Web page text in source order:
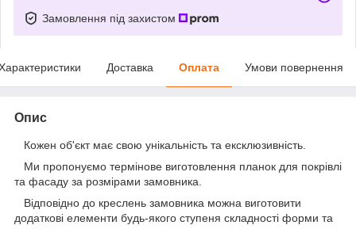
Замовлення під захистом
Доставка Оплата Умови повернення
Опис
Кожен об'єкт має свою унікальність та ексклюзивність.
Ми пропонуємо термінове виготовлення планок для покрівлі
та фасаду за розмірами замовника.
Відповідно до креслень замовника можна виготовити
додаткові елементи будь-якого ступеня складності форми та